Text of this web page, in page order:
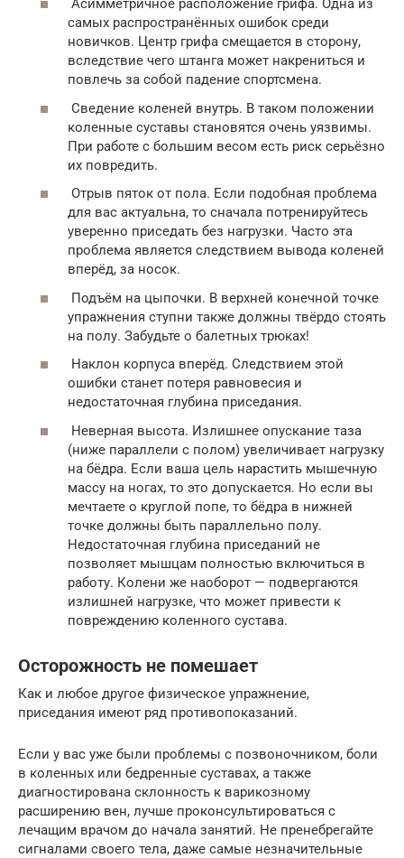
Асимметричное расположение грифа. Одна из
самых распространённых ошибок среди
новичков. Центр грифа смещается в сторону,
вследствие чего штанга может накрениться и
повлечь за собой падение спортсмена.
Сведение коленей внутрь. В таком положении
коленные суставы становятся очень уязвимы.
При работе с большим весом есть риск серьёзно
их повредить.
Отрыв пяток от пола. Если подобная проблема
для вас актуальна, то сначала потренируйтесь
уверенно приседать без нагрузки. Часто эта
проблема является следствием вывода коленей
вперёд, за носок.
Подъём на цыпочки. В верхней конечной точке
упражнения ступни также должны твёрдо стоять
на полу. Забудьте о балетных трюках!
Наклон корпуса вперёд. Следствием этой
ошибки станет потеря равновесия и
недостаточная глубина приседания.
Неверная высота. Излишнее опускание таза
(ниже параллели с полом) увеличивает нагрузку
на бёдра. Если ваша цель нарастить мышечную
массу на ногах, то это допускается. Но если вы
мечтаете о круглой попе, то бёдра в нижней
точке должны быть параллельно полу.
Недостаточная глубина приседаний не
позволяет мышцам полностью включиться в
работу. Колени же наоборот — подвергаются
излишней нагрузке, что может привести к
повреждению коленного сустава.
Осторожность не помешает
Как и любое другое физическое упражнение,
приседания имеют ряд противопоказаний.
Если у вас уже были проблемы с позвоночником, боли
в коленных или бедренные суставах, а также
диагностирована склонность к варикозному
расширению вен, лучше проконсультироваться с
лечащим врачом до начала занятий. Не пренебрегайте
сигналами своего тела, даже самые незначительные